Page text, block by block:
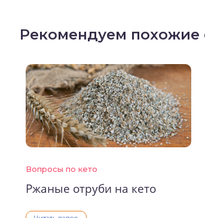
Рекомендуем похожие
Вопросы по кето
Ржаные отруби на кето